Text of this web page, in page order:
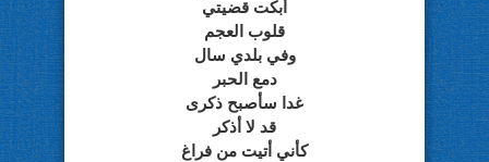
أبكت قضيتي
قلوب العجم
وفي بلدي سال
دمع الحبر
غدا سأصبح ذكرى
قد لا أذكر
كأني أتيت من فراغ